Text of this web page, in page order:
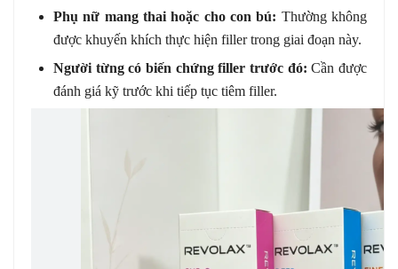
Phụ nữ mang thai hoặc cho con bú: Thường không
được khuyến khích thực hiện filler trong giai đoạn này.
Người từng có biến chứng filler trước đó: Cần được
đánh giá kỹ trước khi tiếp tục tiêm filler.